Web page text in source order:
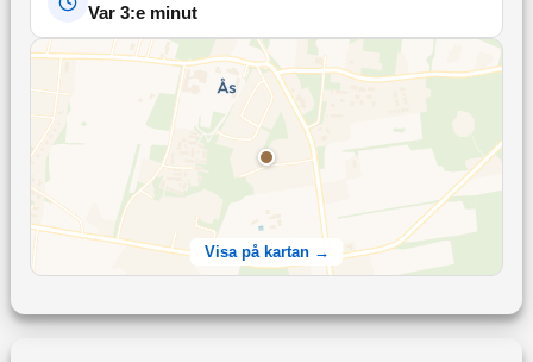
Var 3:e minut
Visa på kartan →